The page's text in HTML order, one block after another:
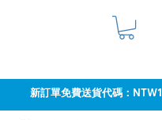
新訂單免費送貨代碼：NTW1